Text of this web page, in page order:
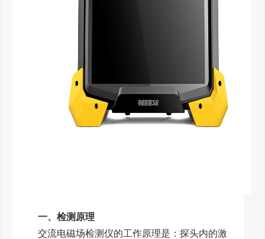
一、检测原理
交流电磁场检测仪的工作原理是：探头内的激